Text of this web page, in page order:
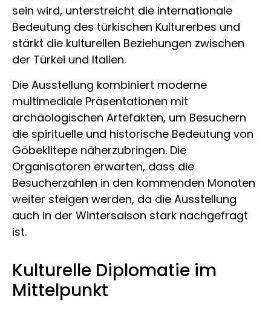
sein wird, unterstreicht die internationale
Bedeutung des türkischen Kulturerbes und
stärkt die kulturellen Beziehungen zwischen
der Türkei und Italien.
Die Ausstellung kombiniert moderne
multimediale Präsentationen mit
archäologischen Artefakten, um Besuchern
die spirituelle und historische Bedeutung von
Göbeklitepe näherzubringen. Die
Organisatoren erwarten, dass die
Besucherzahlen in den kommenden Monaten
weiter steigen werden, da die Ausstellung
auch in der Wintersaison stark nachgefragt
ist.
Kulturelle Diplomatie im
Mittelpunkt